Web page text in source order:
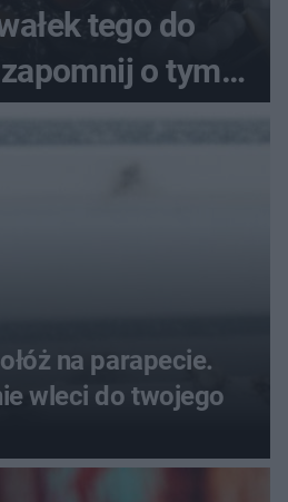
tego do
o tym
Sposób na
na parapecie.
wleci do twojego